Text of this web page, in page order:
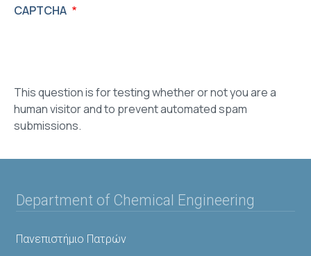
CAPTCHA
This question is for testing whether or not you are a
human visitor and to prevent automated spam
submissions.
Department of Chemical Engineering
Πανεπιστήμιο Πατρών